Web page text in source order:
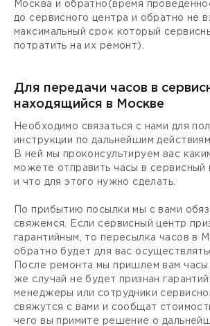
Москва и обратно(время
до сервисного центра и обратно не
максимальный срок который
потратить на их ремонт).
Для передачи часов в
находящийся в Москве
Необходимо связаться с нами для
инструкции по дальнейшим действиям.
В ней мы проконсультируем вас
можете отправить часы в сервисный
и что для этого нужно сделать.
По прибытию посылки мы с вами
свяжемся. Если сервисный центр
гарантийным, то пересылка часов в
обратно будет для вас
После ремонта мы пришлем вам часы
же случай не будет признан
менеджеры или сотрудники
свяжутся с вами и сообщат
чего вы примите решение о